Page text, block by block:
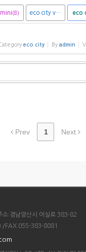
(8) eco city van eco
eco city By admin
Prev 1 Next
소:경남양산시 어실로 383-82
/FAX:055-383-8081